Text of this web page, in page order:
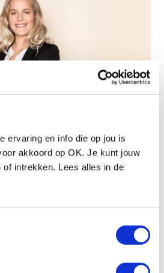
ervaring en info die op jou is
akkoord op OK. Je kunt jouw
intrekken. Lees alles in de
voor de